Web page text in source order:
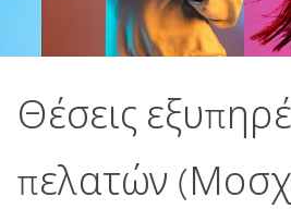
Θέσεις
πελατών